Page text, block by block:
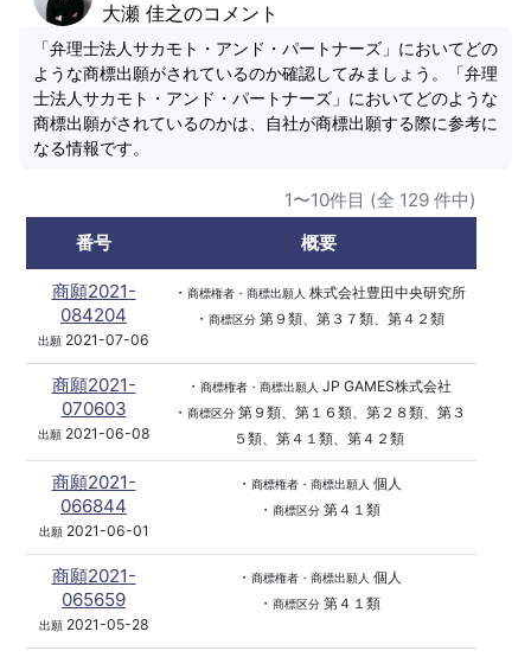
大瀬 佳之のコメント
「弁理士法人サカモト・アンド・パートナーズ」においてどの
ような商標出願がされているのか確認してみましょう。「弁理
士法人サカモト・アンド・パートナーズ」においてどのような
商標出願がされているのかは、自社が商標出願する際に参考に
なる情報です。
1〜10件目 (全 129 件中)
番号
概要
商願2021-
084204
出願 2021-07-06
・ 商標権者・商標出願人 株式会社豊田中央研究所
・ 商標区分第９類、第３７類、第４２類
商願2021-
070603
出願2021-06-08
・ 商標権者・商標出願人 JP GAMES株式会社
・ 商標区分第９類、第１６類、第２８類、第３
５類、第４１類、第４２類
商願2021-
066844
出願2021-06-01
・ 商標権者・商標出願人 個人
・ 商標区分第４１類
商願2021-
065659
出願2021-05-28
・ 商標権者・商標出願人 個人
・ 商標区分第４１類